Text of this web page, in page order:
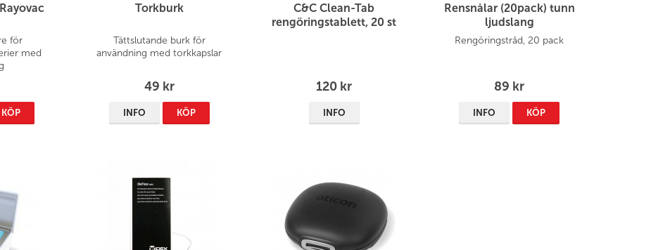
för
med
KÖP
Torkburk
Tättslutande burk för
användning med torkkapslar
49 kr
INFO KÖP
C&C Clean-Tab
rengöringstablett, 20 st
120 kr
INFO
Rensnålar (20pack) tunn
ljudslang
Rengöringstråd, 20 pack
89 kr
INFO KÖP